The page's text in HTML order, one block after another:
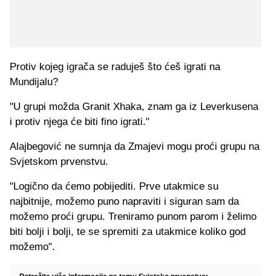
Protiv kojeg igrača se raduješ što ćeš igrati na
Mundijalu?
"U grupi možda Granit Xhaka, znam ga iz Leverkusena
i protiv njega će biti fino igrati."
Alajbegović ne sumnja da Zmajevi mogu proći grupu na
Svjetskom prvenstvu.
"Logično da ćemo pobijediti. Prve utakmice su
najbitnije, možemo puno napraviti i siguran sam da
možemo proći grupu. Treniramo punom parom i želimo
biti bolji i bolji, te se spremiti za utakmice koliko god
možemo".